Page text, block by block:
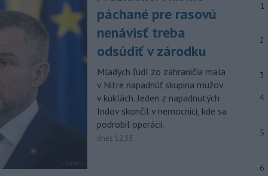
08:41 - Predseda Národnej rady SR
Richard Raši (Hlas-SD) odsudzuje
útok na mladých ľudí zo zahraničia,
ktorý sa stal v Nitre. Verí, že polícia
páchateľov nájde a za tento čin
ponesú následky.
08:08 - Teploty na Slovensku v
piatok klesnú. Výstrahy prvého
stupňa platia
páchané pre rasovú
nenávisť treba
odsúdiť v zárodku
Mladých ľudí zo zahraničia mala
v Nitre napadnúť skupina mužov
v kuklách. Jeden z napadnutých
Indov skončil v nemocnici, kde sa
podrobil operácii.
dnes 12:33
1
2
3
4
5
6